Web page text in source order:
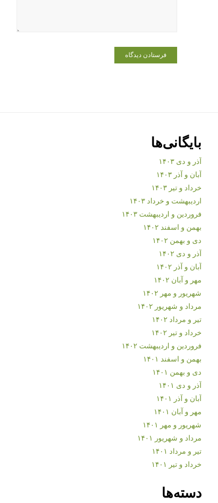
بایگانی‌ها
آذر و دی ۱۴۰۳
آبان و آذر ۱۴۰۳
خرداد و تیر ۱۴۰۳
اردیبهشت و خرداد ۱۴۰۳
فروردین و اردیبهشت ۱۴۰۳
بهمن و اسفند ۱۴۰۲
دی و بهمن ۱۴۰۲
آذر و دی ۱۴۰۲
آبان و آذر ۱۴۰۲
مهر و آبان ۱۴۰۲
شهریور و مهر ۱۴۰۲
مرداد و شهریور ۱۴۰۲
تیر و مرداد ۱۴۰۲
خرداد و تیر ۱۴۰۲
فروردین و اردیبهشت ۱۴۰۲
بهمن و اسفند ۱۴۰۱
دی و بهمن ۱۴۰۱
آذر و دی ۱۴۰۱
آبان و آذر ۱۴۰۱
مهر و آبان ۱۴۰۱
شهریور و مهر ۱۴۰۱
مرداد و شهریور ۱۴۰۱
تیر و مرداد ۱۴۰۱
خرداد و تیر ۱۴۰۱
دسته‌ها